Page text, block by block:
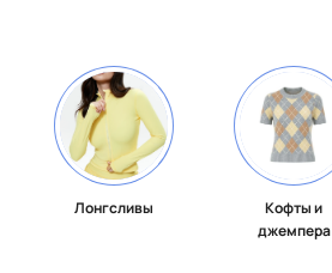
Лонгсливы
Кофты и
джемпера